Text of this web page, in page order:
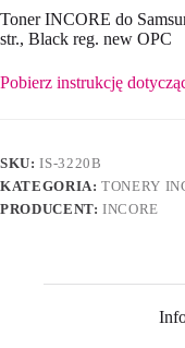
Toner INCORE do
str., Black reg. new OPC
Pobierz instrukcję
SKU:IS-3220B
KATEGORIA:TONERY
PRODUCENT:INCORE